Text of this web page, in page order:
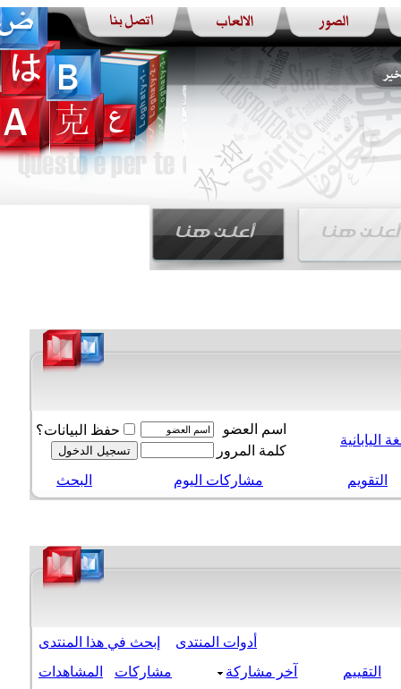
اسم العضو
حفظ البيانات؟
كلمة المرور
التقويم
مشاركات اليوم البحث
أدوات المنتدى
إبحث في هذا المنتدى
التقييم
آخر مشاركة مشاركات المشاهدات